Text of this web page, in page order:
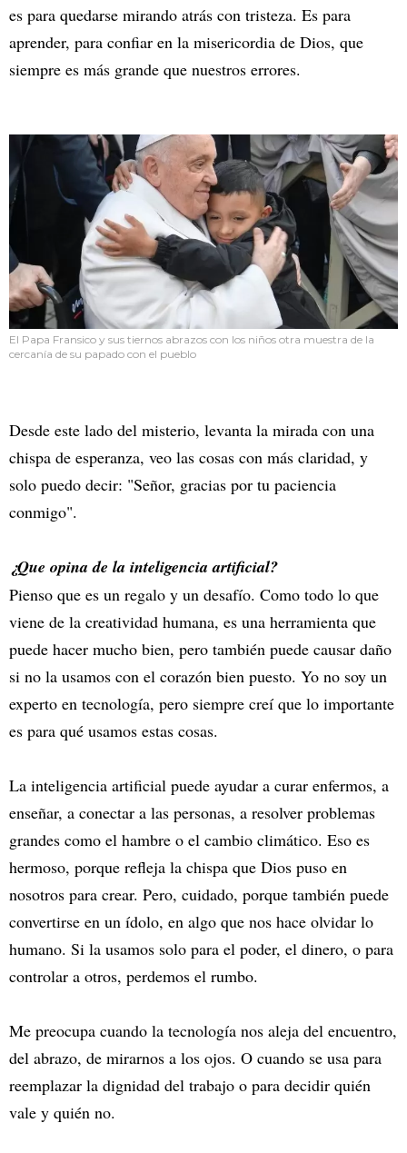
es para quedarse mirando atrás con tristeza. Es para
aprender, para confiar en la misericordia de Dios, que
siempre es más grande que nuestros errores.
El Papa Fransico y sus tiernos abrazos con los niños otra muestra de la
cercanía de su papado con el pueblo
Desde este lado del misterio, levanta la mirada con una
chispa de esperanza, veo las cosas con más claridad, y
solo puedo decir: "Señor, gracias por tu paciencia
conmigo".
¿Que opina de la inteligencia artificial?
Pienso que es un regalo y un desafío. Como todo lo que
viene de la creatividad humana, es una herramienta que
puede hacer mucho bien, pero también puede causar daño
si no la usamos con el corazón bien puesto. Yo no soy un
experto en tecnología, pero siempre creí que lo importante
es para qué usamos estas cosas.
La inteligencia artificial puede ayudar a curar enfermos, a
enseñar, a conectar a las personas, a resolver problemas
grandes como el hambre o el cambio climático. Eso es
hermoso, porque refleja la chispa que Dios puso en
nosotros para crear. Pero, cuidado, porque también puede
convertirse en un ídolo, en algo que nos hace olvidar lo
humano. Si la usamos solo para el poder, el dinero, o para
controlar a otros, perdemos el rumbo.
Me preocupa cuando la tecnología nos aleja del encuentro,
del abrazo, de mirarnos a los ojos. O cuando se usa para
reemplazar la dignidad del trabajo o para decidir quién
vale y quién no.